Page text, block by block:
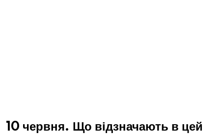
10 червня. Що відзначають в цей